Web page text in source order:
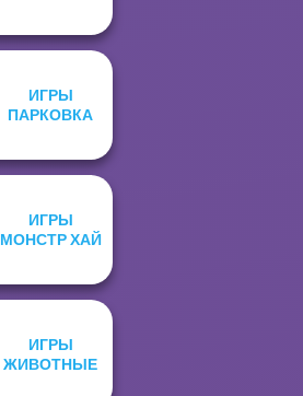
ИГРЫ
ПАРКОВКА
ИГРЫ
МОНСТР ХАЙ
ИГРЫ
ЖИВОТНЫЕ